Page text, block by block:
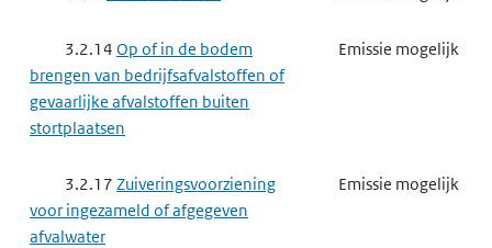
van glasvezels
3.3.7 fhet exploiteren van
een ippc-installatie voor het smelten
van mineraalvezels, glazuren of
emailles
3.2.14 Op of in de bodem
brengen van bedrijfsafvalstoffen of
gevaarlijke afvalstoffen buiten
stortplaatsen
Emissie mogelijk
3.2.17 Zuiveringsvoorziening
voor ingezameld of afgegeven
afvalwater
Emissie mogelijk